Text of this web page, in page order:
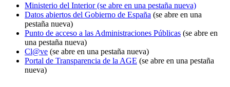
Ministerio del Interior(se abre en una pestaña nueva)
Datos abiertos del Gobierno de España (se abre en una
pestaña nueva)
Punto de acceso a las Administraciones Públicas (se abre en
una pestaña nueva)
Cl@ve (se abre en una pestaña nueva)
Portal de Transparencia de la AGE (se abre en una pestaña
nueva)